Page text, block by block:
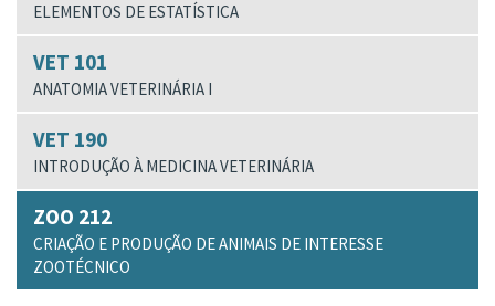
ELEMENTOS DE ESTATÍSTICA
VET 101
ANATOMIA VETERINÁRIA I
VET 190
INTRODUÇÃO À MEDICINA VETERINÁRIA
ZOO 212
CRIAÇÃO E PRODUÇÃO DE ANIMAIS DE INTERESSE
ZOOTÉCNICO